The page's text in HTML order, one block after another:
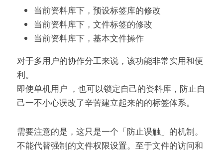
当前资料库下，预设标签库的修改
当前资料库下，文件标签的修改
当前资料库下，基本文件操作
对于多用户的协作分工来说，该功能非常实用和便
利。
即使单机用户 ，也可以锁定自己的资料库，防止自
己一不小心误改了辛苦建立起来的的标签体系。
需要注意的是，这只是一个「防止误触」的机制。
不能代替强制的文件权限设置。至于文件的访问和